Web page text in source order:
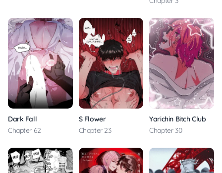
Dark Fall
Chapter 62
S Flower
Chapter 23
Yarichin Bitch Club
Chapter 30